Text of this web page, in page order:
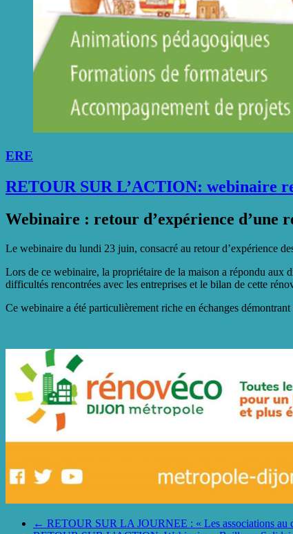
ERE
RETOUR SUR L’ACTION: webinaire
Webinaire : retour d’expérience d’une
Le webinaire du lundi 23 juin, consacré au retour d’expérience
Lors de ce webinaire, la propriétaire de la maison a répondu aux
difficultés rencontrées avec les entreprises et le bilan de cette
Ce webinaire a été particulièrement riche en échanges
← RETOUR SUR LA JOURNEE : « Les associations